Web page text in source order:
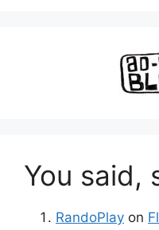
You said,
RandoPlay on